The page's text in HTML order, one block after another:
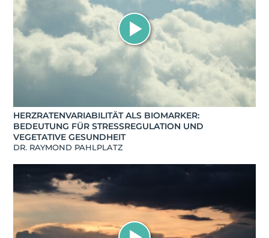
HERZRATENVARIABILITÄT ALS BIOMARKER:
BEDEUTUNG FÜR STRESSREGULATION UND
VEGETATIVE GESUNDHEIT
DR. RAYMOND PAHLPLATZ